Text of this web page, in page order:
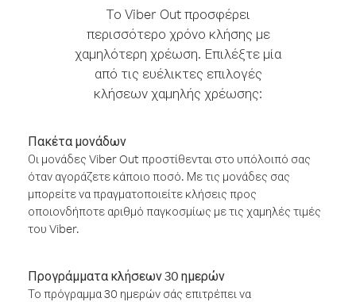
Το Viber Out προσφέρει
περισσότερο χρόνο κλήσης με
χαμηλότερη χρέωση. Επιλέξτε μία
από τις ευέλικτες επιλογές
κλήσεων χαμηλής χρέωσης:
Πακέτα μονάδων
Οι μονάδες Viber Out προστίθενται στο υπόλοιπό σας
όταν αγοράζετε κάποιο ποσό. Με τις μονάδες σας
μπορείτε να πραγματοποιείτε κλήσεις προς
οποιονδήποτε αριθμό παγκοσμίως με τις χαμηλές τιμές
του Viber.
Προγράμματα κλήσεων 30 ημερών
Το πρόγραμμα 30 ημερών σάς επιτρέπει να